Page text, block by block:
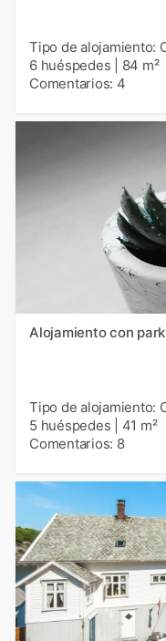
Tipo de alojamiento:
6 huéspedes
84 m²
Comentarios: 4
Alojamiento con
Tipo de alojamiento:
5 huéspedes
41 m²
Comentarios: 8